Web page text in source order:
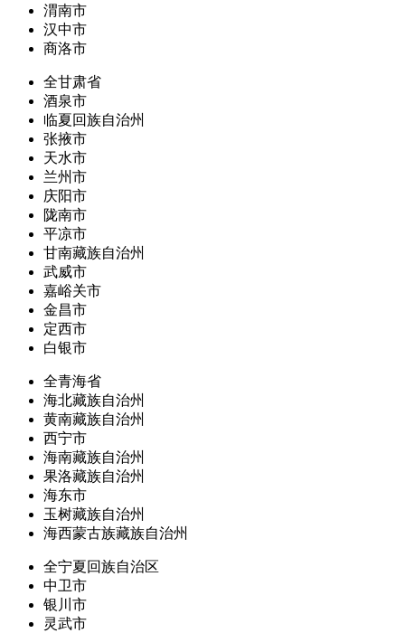
渭南市
汉中市
商洛市
全甘肃省
酒泉市
临夏回族自治州
张掖市
天水市
兰州市
庆阳市
陇南市
平凉市
甘南藏族自治州
武威市
嘉峪关市
金昌市
定西市
白银市
全青海省
海北藏族自治州
黄南藏族自治州
西宁市
海南藏族自治州
果洛藏族自治州
海东市
玉树藏族自治州
海西蒙古族藏族自治州
全宁夏回族自治区
中卫市
银川市
灵武市